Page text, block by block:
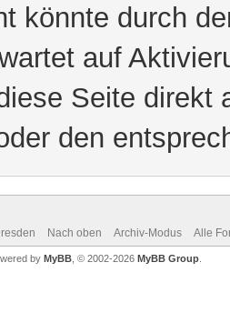
könnte durch
auf
Seite direkt
den
Nach oben Archiv-Modus Alle
by MyBB , © 2002-2026 MyBB Group